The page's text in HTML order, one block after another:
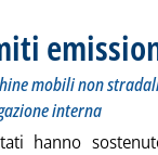
mobili non
interna
hanno